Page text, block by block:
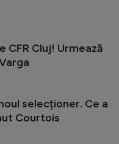
CFR Cluj! Urmează
selecționer. Ce a
Courtois